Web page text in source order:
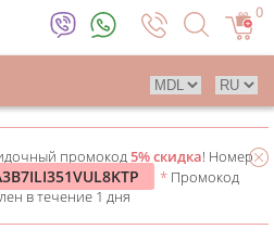
0
промокод5% скидка! Номер
* Промокод
в течение 1 дня